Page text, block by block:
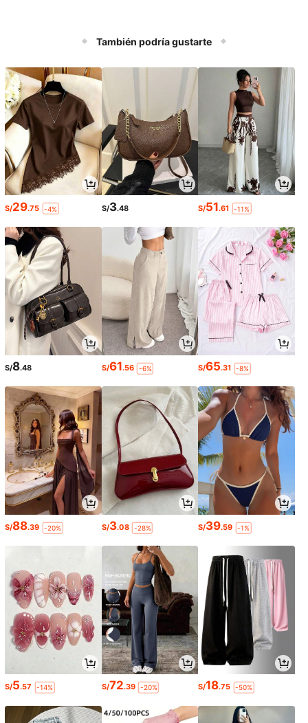
También podría gustarte
S/29.75 -4% S/3.48 S/51.61 -11%
S/8.48 S/61.56 -6% S/65.31 -8%
S/88.39 -20% S/3.08 -28% S/39.59 -1%
S/5.57 -14% S/72.39 -20% S/18.75 -50%